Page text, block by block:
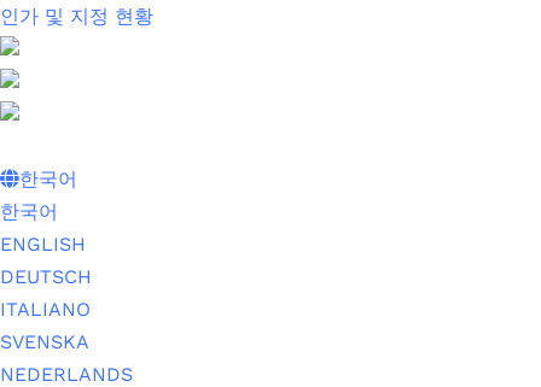
인가 및 지정 현황
한국어
한국어
ENGLISH
DEUTSCH
ITALIANO
SVENSKA
NEDERLANDS